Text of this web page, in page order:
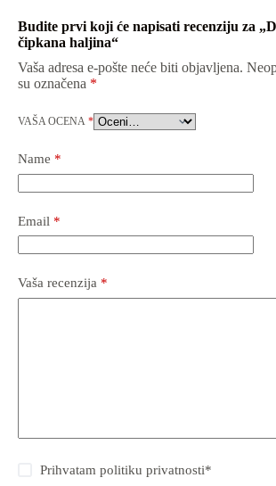
Budite prvi koji će napisati recenziju za
čipkana haljina“
Vaša adresa e-pošte neće biti objavljena.
su označena *
VAŠA OCENA *
Name *
Email *
Vaša recenzija *
Prihvatampolitiku privatnosti*